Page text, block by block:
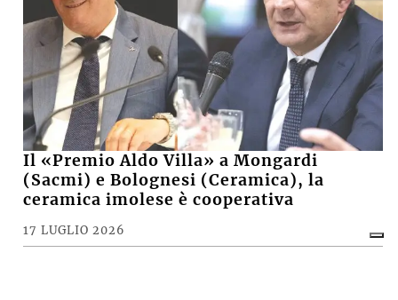
Il «Premio Aldo Villa» a Mongardi
(Sacmi) e Bolognesi (Ceramica), la
ceramica imolese è cooperativa
17 LUGLIO 2026